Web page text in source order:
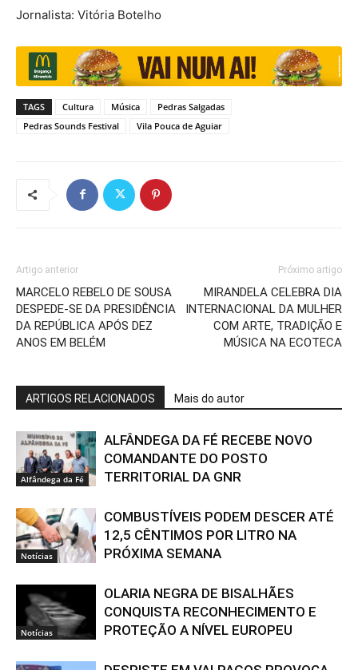
Jornalista: Vitória Botelho
TAGS Cultura Música
Pedras Salgadas
Pedras Sounds Festival
Vila Pouca de Aguiar
Artigo anterior
MARCELO REBELO DE SOUSA
DESPEDE-SE DA PRESIDÊNCIA
DA REPÚBLICA APÓS DEZ
ANOS EM BELÉM
Próximo artigo
MIRANDELA CELEBRA DIA
INTERNACIONAL DA MULHER
COM ARTE, TRADIÇÃO E
MÚSICA NA ECOTECA
ARTIGOS RELACIONADOS Mais do autor
Alfândega da Fé
ALFÂNDEGA DA FÉ RECEBE NOVO
COMANDANTE DO POSTO
TERRITORIAL DA GNR
Notícias
COMBUSTÍVEIS PODEM DESCER ATÉ
12,5 CÊNTIMOS POR LITRO NA
PRÓXIMA SEMANA
Notícias
OLARIA NEGRA DE BISALHÃES
CONQUISTA RECONHECIMENTO E
PROTEÇÃO A NÍVEL EUROPEU